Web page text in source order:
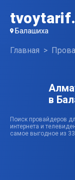
Балашиха
Главная
в
Поиск провайдеров
интернета и
самое выгодное из